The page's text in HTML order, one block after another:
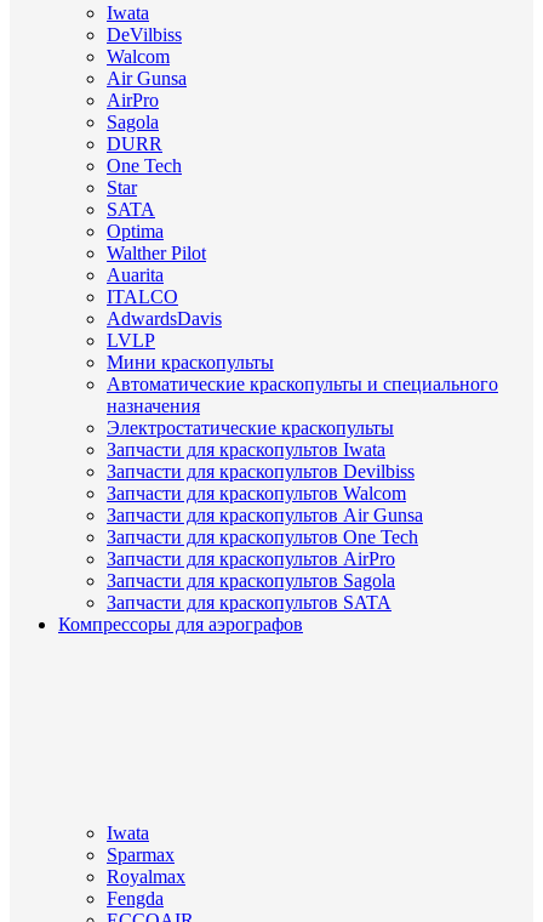
Iwata
DeVilbiss
Walcom
Air Gunsa
AirPro
Sagola
DURR
One Tech
Star
SATA
Optima
Walther Pilot
Auarita
ITALCO
AdwardsDavis
LVLP
Мини краскопульты
Автоматические краскопульты и специального
назначения
Электростатические краскопульты
Запчасти для краскопультов Iwata
Запчасти для краскопультов Devilbiss
Запчасти для краскопультов Walcom
Запчасти для краскопультов Air Gunsa
Запчасти для краскопультов One Tech
Запчасти для краскопультов AirPro
Запчасти для краскопультов Sagola
Запчасти для краскопультов SATA
Компрессоры для аэрографов
Iwata
Sparmax
Royalmax
Fengda